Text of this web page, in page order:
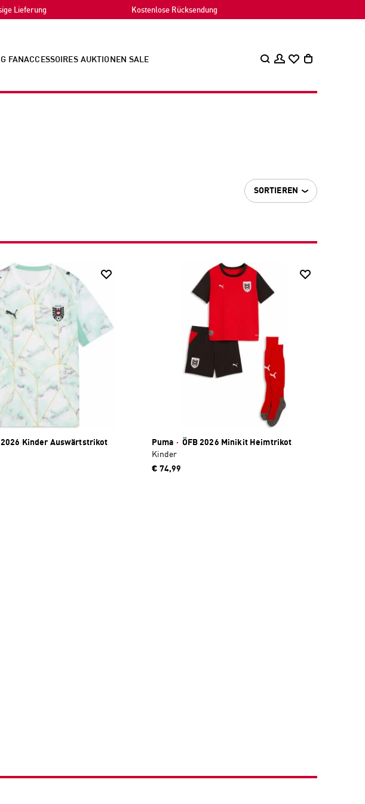
Lieferung Kostenlose Rücksendung
FANACCESSOIRES AUKTIONEN SALE
SORTIEREN
2026 Kinder Auswärtstrikot
Puma · ÖFB 2026 Minikit Heimtrikot
Kinder
€ 74,99